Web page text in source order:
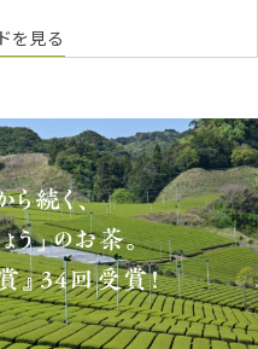
を見る
続く、
う」のお茶。
』34回受賞！